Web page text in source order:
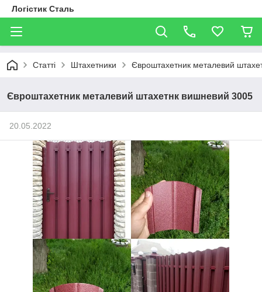
Логістик Сталь
Статті Штахетники Євроштахетник металевий
Євроштахетник металевий штахетнк вишневий 3005
20.05.2022